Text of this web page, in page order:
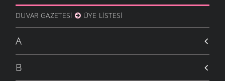
HEKIYALAR DIYARI : ŞAVŞAT
ORKUN BÜYÜK- 1 OCAK 2008
YERI DOLMAYANLAR
ŞENER ALTUN
GÜN’E SELAM
NURŞEN KUMAŞ
DUVAR GAZETESI ÜYE LISTESI
A
B